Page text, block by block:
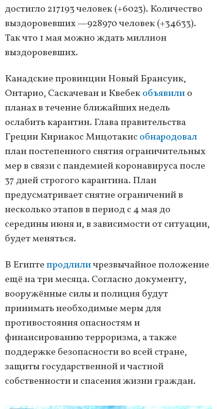
достигло 217193 человек (+6023). Количество
выздоровевших —928970 человек (+34633).
Так что 1 мая можно ждать миллион
выздоровевших.
Канадские провинции Новый Брансуик,
Онтарио, Саскачеван и Квебекобъявилио
планах в течение ближайших недель
ослабить карантин. Глава правительства
Греции Кириакос Мицотакисобнародовал
план постепенного снятия ограничительных
мер в связи с пандемией коронавируса после
37 дней строгого карантина. План
предусматривает снятие ограничений в
несколько этапов в период с 4 мая до
середины июня и, в зависимости от ситуации,
будет меняться.
В Египтепродлиличрезвычайное положение
ещё на три месяца. Согласно документу,
вооружённые силы и полиция будут
принимать необходимые меры для
противостояния опасностям и
финансированию терроризма, а также
поддержке безопасности во всей стране,
защиты государственной и частной
собственности и спасения жизни граждан.